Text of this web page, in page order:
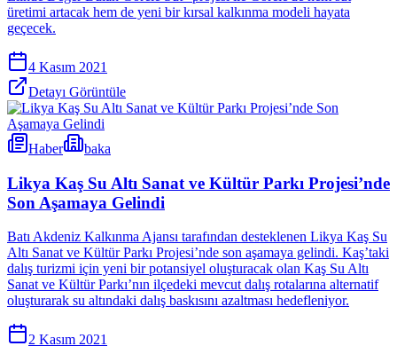
üretimi artacak hem de yeni bir kırsal kalkınma modeli hayata
geçecek.
4 Kasım 2021
Detayı Görüntüle
Haber baka
Likya Kaş Su Altı Sanat ve Kültür Parkı Projesi’nde
Son Aşamaya Gelindi
Batı Akdeniz Kalkınma Ajansı tarafından desteklenen Likya Kaş Su
Altı Sanat ve Kültür Parkı Projesi’nde son aşamaya gelindi. Kaş’taki
dalış turizmi için yeni bir potansiyel oluşturacak olan Kaş Su Altı
Sanat ve Kültür Parkı’nın ilçedeki mevcut dalış rotalarına alternatif
oluşturarak su altındaki dalış baskısını azaltması hedefleniyor.
2 Kasım 2021